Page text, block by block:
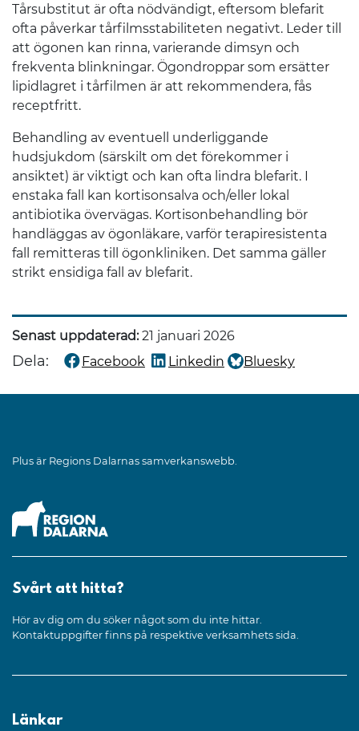
Tårsubstitut är ofta nödvändigt, eftersom blefarit
ofta påverkar tårfilmsstabiliteten negativt. Leder till
att ögonen kan rinna, varierande dimsyn och
frekventa blinkningar. Ögondroppar som ersätter
lipidlagret i tårfilmen är att rekommendera, fås
receptfritt.
Behandling av eventuell underliggande
hudsjukdom (särskilt om det förekommer i
ansiktet) är viktigt och kan ofta lindra blefarit. I
enstaka fall kan kortisonsalva och/eller lokal
antibiotika övervägas. Kortisonbehandling bör
handläggas av ögonläkare, varför terapiresistenta
fall remitteras till ögonkliniken. Det samma gäller
strikt ensidiga fall av blefarit.
Senast uppdaterad:21 januari 2026
Dela: Dela denna sida på
Facebook
Dela denna sida på
Linkedin
Dela denna sida på
Bluesky
Plus är Regions Dalarnas samverkanswebb.
Svårt att hitta?
Hör av dig om du söker något som du inte hittar.
Kontaktuppgifter finns på respektive verksamhets sida.
Länkar